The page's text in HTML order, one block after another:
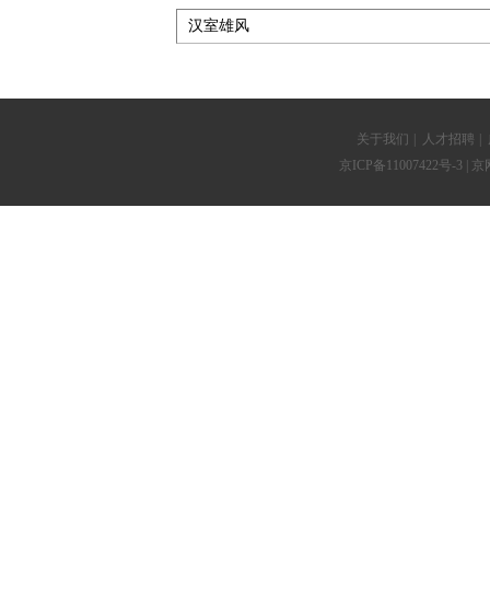
关于我们 人才招聘
京ICP备11007422号-3| 京